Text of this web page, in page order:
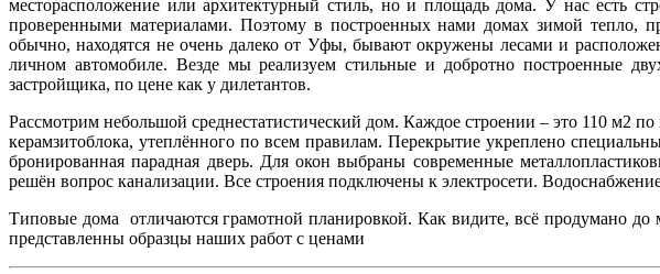
месторасположение или архитектурный стиль, но и площадь дома. У нас есть
проверенными материалами. Поэтому в построенных нами домах зимой тепло,
обычно, находятся не очень далеко от Уфы, бывают окружены лесами и
личном автомобиле. Везде мы реализуем стильные и добротно построенные
застройщика, по цене как у дилетантов.
Рассмотрим небольшой среднестатистический дом. Каждое строении – это 110 м2
керамзитоблока, утеплённого по всем правилам. Перекрытие укреплено
бронированная парадная дверь. Для окон выбраны современные
решён вопрос канализации. Все строения подключены к электросети.
Типовые дома отличаются грамотной планировкой. Как видите, всё продумано
представленны образцы наших работ с ценами